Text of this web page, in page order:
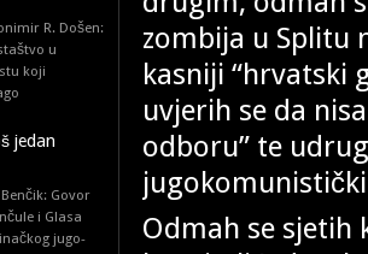
R. Došen:
u
koji
jedan
Benčik: Govor
i Glasa
jugo-
zombija u Splitu
kasniji “hrvatski
uvjerih se da
odboru” te
Odmah se sjetih